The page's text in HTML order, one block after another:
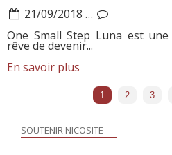
21/09/2018 …
One Small Step Luna est
rêve de devenir...
En savoir plus
1 2 3
SOUTENIR NICOSITE